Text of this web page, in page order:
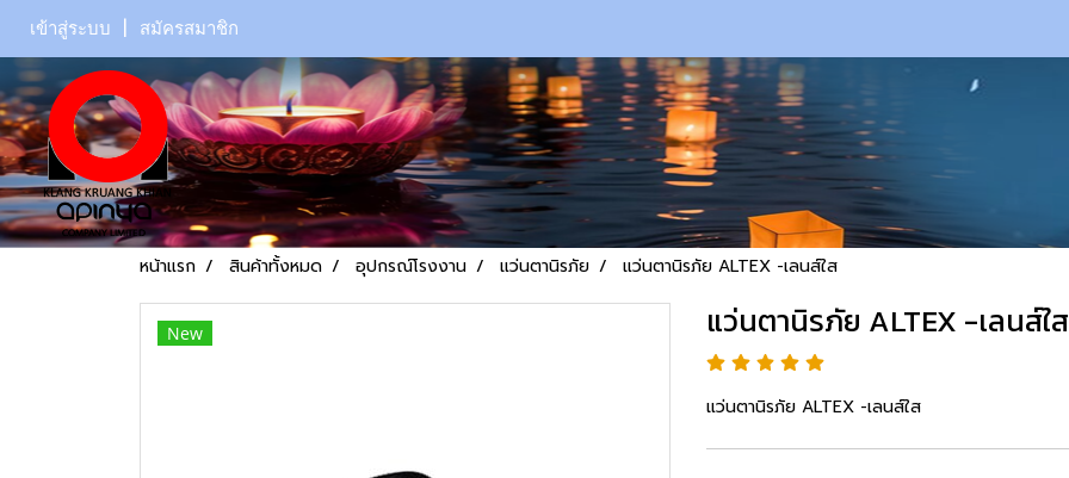
เข้าสู่ระบบ สมัครสมาชิก
หน้าแรก สินค้าทั้งหมด อุปกรณ์โรงงาน แว่นตานิรภัย แว่นตานิรภัย ALTEX -เลนส์ใส
New แว่นตานิรภัย ALTEX -เลนส์ใส
แว่นตานิรภัย ALTEX -เลนส์ใส